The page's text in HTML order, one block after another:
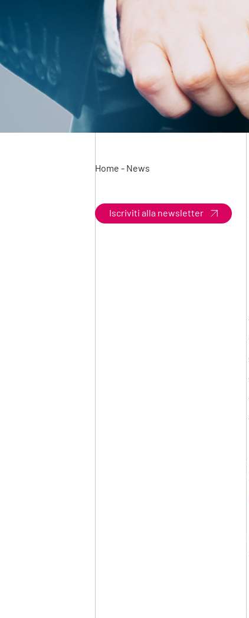
Home - News
Iscriviti alla newsletter